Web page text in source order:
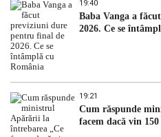
19:40
Baba Vanga a
2026. Ce se
19:21
Cum răspunde
facem dacă vin